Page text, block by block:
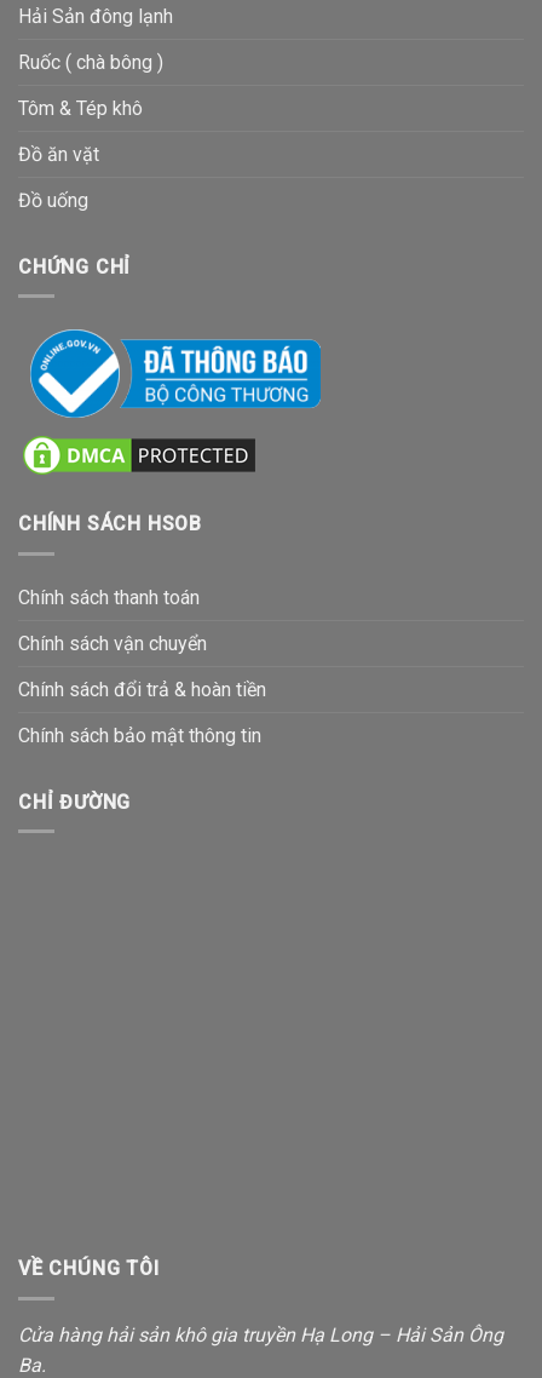
Hải Sản đông lạnh
Ruốc ( chà bông )
Tôm & Tép khô
Đồ ăn vặt
Đồ uống
CHỨNG CHỈ
CHÍNH SÁCH HSOB
Chính sách thanh toán
Chính sách vận chuyển
Chính sách đổi trả & hoàn tiền
Chính sách bảo mật thông tin
CHỈ ĐƯỜNG
VỀ CHÚNG TÔI
Cửa hàng hải sản khô gia truyền Hạ Long – Hải Sản Ông
Ba.